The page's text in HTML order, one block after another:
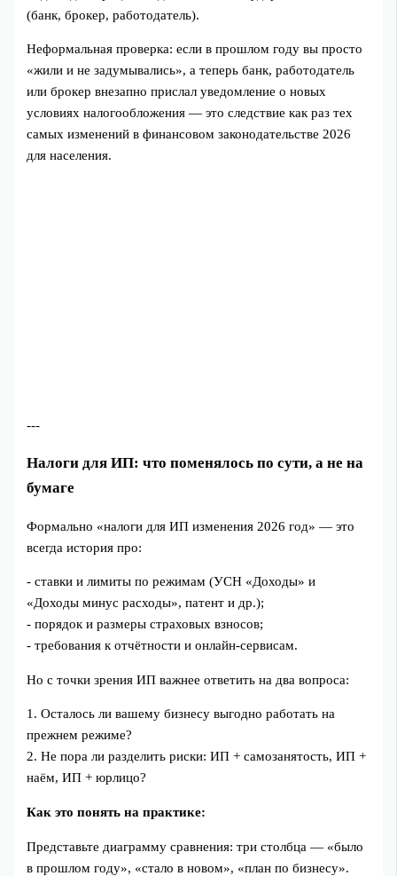
(банк, брокер, работодатель).
Неформальная проверка: если в прошлом году вы просто
«жили и не задумывались», а теперь банк, работодатель
или брокер внезапно прислал уведомление о новых
условиях налогообложения — это следствие как раз тех
самых изменений в финансовом законодательстве 2026
для населения.
---
Налоги для ИП: что поменялось по сути, а не на
бумаге
Формально «налоги для ИП изменения 2026 год» — это
всегда история про:
- ставки и лимиты по режимам (УСН «Доходы» и
«Доходы минус расходы», патент и др.);
- порядок и размеры страховых взносов;
- требования к отчётности и онлайн-сервисам.
Но с точки зрения ИП важнее ответить на два вопроса:
1. Осталось ли вашему бизнесу выгодно работать на
прежнем режиме?
2. Не пора ли разделить риски: ИП + самозанятость, ИП +
наём, ИП + юрлицо?
Как это понять на практике:
Представьте диаграмму сравнения: три столбца — «было
в прошлом году», «стало в новом», «план по бизнесу».